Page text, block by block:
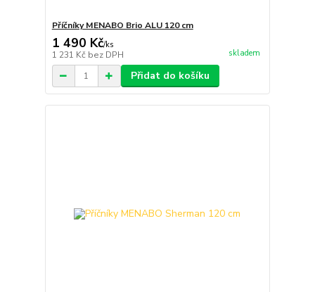
Příčníky MENABO Brio ALU 120 cm
1 490 Kč/ks
1 231 Kč bez DPH skladem
Přidat do košíku